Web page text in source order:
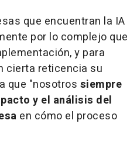
que encuentran la IA
por lo complejo que
y para
cierta reticencia su
que "nosotros siempre
y el análisis del
en cómo el proceso